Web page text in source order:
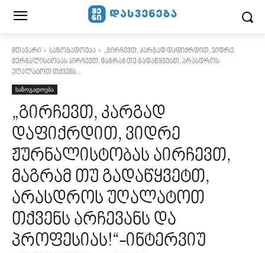
მთავარი საზოგადოება
„გირჩევთ, კარგად დაფიქრდით, ვიდრე
ჟურნალისტობას აირჩევთ, მაგრამ თუ გადაწყვეტთ, არასდროს
უღალატოთ თქვენს...
საზოგადოება
„გირჩევთ, კარგად
დაფიქრდით, ვიდრე
ჟურნალისტობას აირჩევთ,
მაგრამ თუ გადაწყვეტთ,
არასდროს უღალატოთ
თქვენს არჩევანს და
პროფესიას!“-ინტერვიუ